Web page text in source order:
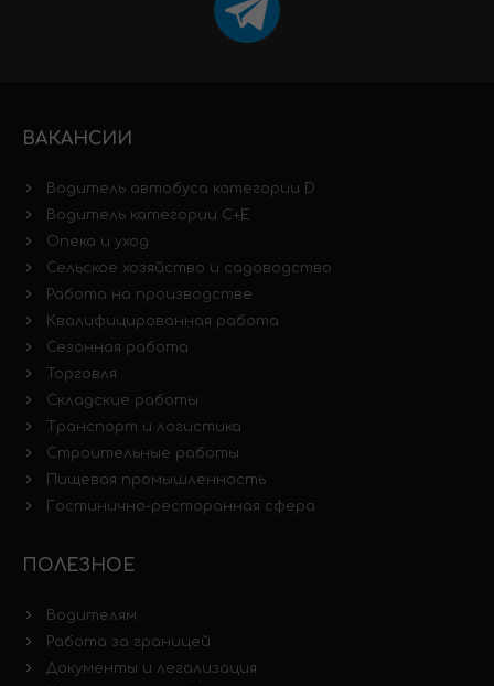
ВАКАНСИИ
Водитель автобуса категории D
Водитель категории C+E
Опека и уход
Сельское хозяйство и садоводство
Работа на производстве
Квалифицированная работа
Сезонная работа
Торговля
Складские работы
Транспорт и логистика
Строительные работы
Пищевая промышленность
Гостинично-ресторанная сфера
ПОЛЕЗНОЕ
Водителям
Работа за границей
Документы и легализация